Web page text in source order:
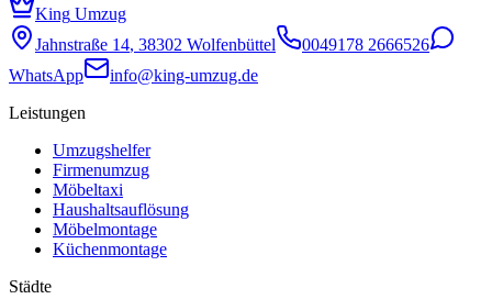
King Umzug
Jahnstraße 14, 38302 Wolfenbüttel
0049178 2666526
WhatsApp
info@king-umzug.de
Leistungen
Umzugshelfer
Firmenumzug
Möbeltaxi
Haushaltsauflösung
Möbelmontage
Küchenmontage
Städte